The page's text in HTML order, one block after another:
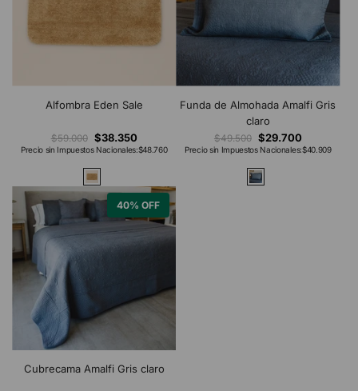
Alfombra Eden Sale
$59.000 $38.350
Precio sin Impuestos Nacionales:$48.760
Funda de Almohada Amalfi Gris
claro
$49.500 $29.700
Precio sin Impuestos Nacionales:$40.909
40% OFF
Cubrecama Amalfi Gris claro